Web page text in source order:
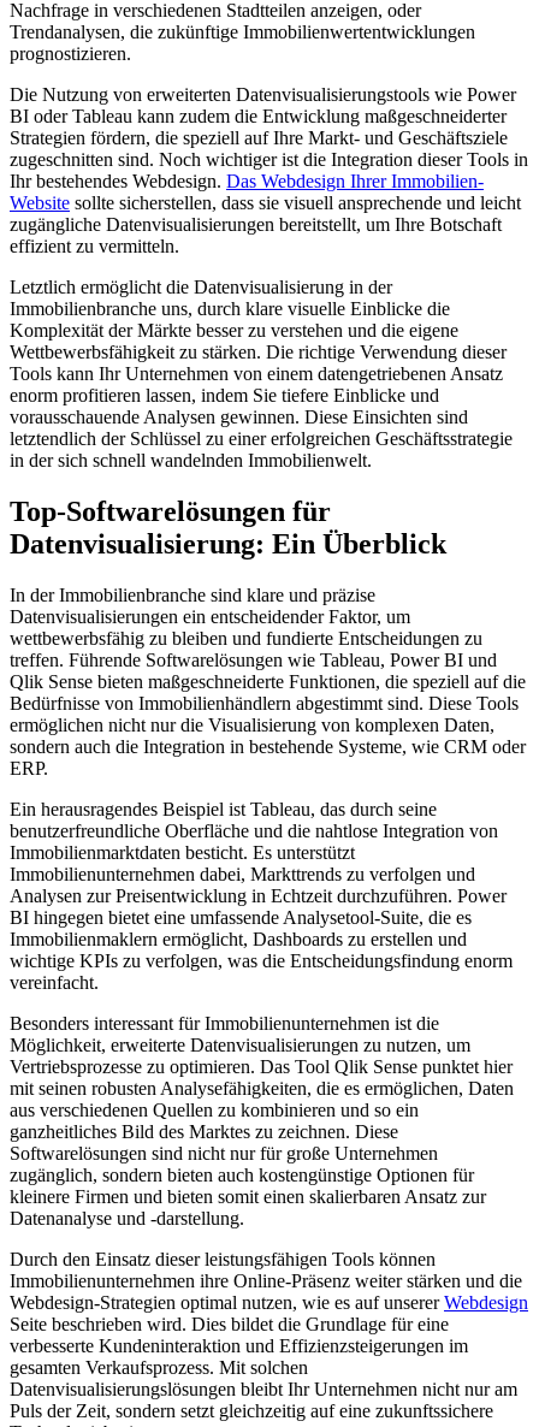
Nachfrage in verschiedenen Stadtteilen anzeigen, oder
Trendanalysen, die zukünftige Immobilienwertentwicklungen
prognostizieren.
Die Nutzung von erweiterten Datenvisualisierungstools wie Power
BI oder Tableau kann zudem die Entwicklung maßgeschneiderter
Strategien fördern, die speziell auf Ihre Markt- und Geschäftsziele
zugeschnitten sind. Noch wichtiger ist die Integration dieser Tools in
Ihr bestehendes Webdesign. Das Webdesign Ihrer Immobilien-
Website sollte sicherstellen, dass sie visuell ansprechende und leicht
zugängliche Datenvisualisierungen bereitstellt, um Ihre Botschaft
effizient zu vermitteln.
Letztlich ermöglicht die Datenvisualisierung in der
Immobilienbranche uns, durch klare visuelle Einblicke die
Komplexität der Märkte besser zu verstehen und die eigene
Wettbewerbsfähigkeit zu stärken. Die richtige Verwendung dieser
Tools kann Ihr Unternehmen von einem datengetriebenen Ansatz
enorm profitieren lassen, indem Sie tiefere Einblicke und
vorausschauende Analysen gewinnen. Diese Einsichten sind
letztendlich der Schlüssel zu einer erfolgreichen Geschäftsstrategie
in der sich schnell wandelnden Immobilienwelt.
Top-Softwarelösungen für
Datenvisualisierung: Ein Überblick
In der Immobilienbranche sind klare und präzise
Datenvisualisierungen ein entscheidender Faktor, um
wettbewerbsfähig zu bleiben und fundierte Entscheidungen zu
treffen. Führende Softwarelösungen wie Tableau, Power BI und
Qlik Sense bieten maßgeschneiderte Funktionen, die speziell auf die
Bedürfnisse von Immobilienhändlern abgestimmt sind. Diese Tools
ermöglichen nicht nur die Visualisierung von komplexen Daten,
sondern auch die Integration in bestehende Systeme, wie CRM oder
ERP.
Ein herausragendes Beispiel ist Tableau, das durch seine
benutzerfreundliche Oberfläche und die nahtlose Integration von
Immobilienmarktdaten besticht. Es unterstützt
Immobilienunternehmen dabei, Markttrends zu verfolgen und
Analysen zur Preisentwicklung in Echtzeit durchzuführen. Power
BI hingegen bietet eine umfassende Analysetool-Suite, die es
Immobilienmaklern ermöglicht, Dashboards zu erstellen und
wichtige KPIs zu verfolgen, was die Entscheidungsfindung enorm
vereinfacht.
Besonders interessant für Immobilienunternehmen ist die
Möglichkeit, erweiterte Datenvisualisierungen zu nutzen, um
Vertriebsprozesse zu optimieren. Das Tool Qlik Sense punktet hier
mit seinen robusten Analysefähigkeiten, die es ermöglichen, Daten
aus verschiedenen Quellen zu kombinieren und so ein
ganzheitliches Bild des Marktes zu zeichnen. Diese
Softwarelösungen sind nicht nur für große Unternehmen
zugänglich, sondern bieten auch kostengünstige Optionen für
kleinere Firmen und bieten somit einen skalierbaren Ansatz zur
Datenanalyse und -darstellung.
Durch den Einsatz dieser leistungsfähigen Tools können
Immobilienunternehmen ihre Online-Präsenz weiter stärken und die
Webdesign-Strategien optimal nutzen, wie es auf unsererWebdesign
Seite beschrieben wird. Dies bildet die Grundlage für eine
verbesserte Kundeninteraktion und Effizienzsteigerungen im
gesamten Verkaufsprozess. Mit solchen
Datenvisualisierungslösungen bleibt Ihr Unternehmen nicht nur am
Puls der Zeit, sondern setzt gleichzeitig auf eine zukunftssichere